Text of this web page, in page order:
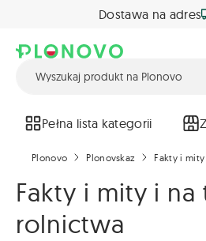
Dostawa na adres
Pełna lista kategorii
Plonovo Plonovskaz Fakty i
Fakty i mity i na
rolnictwa